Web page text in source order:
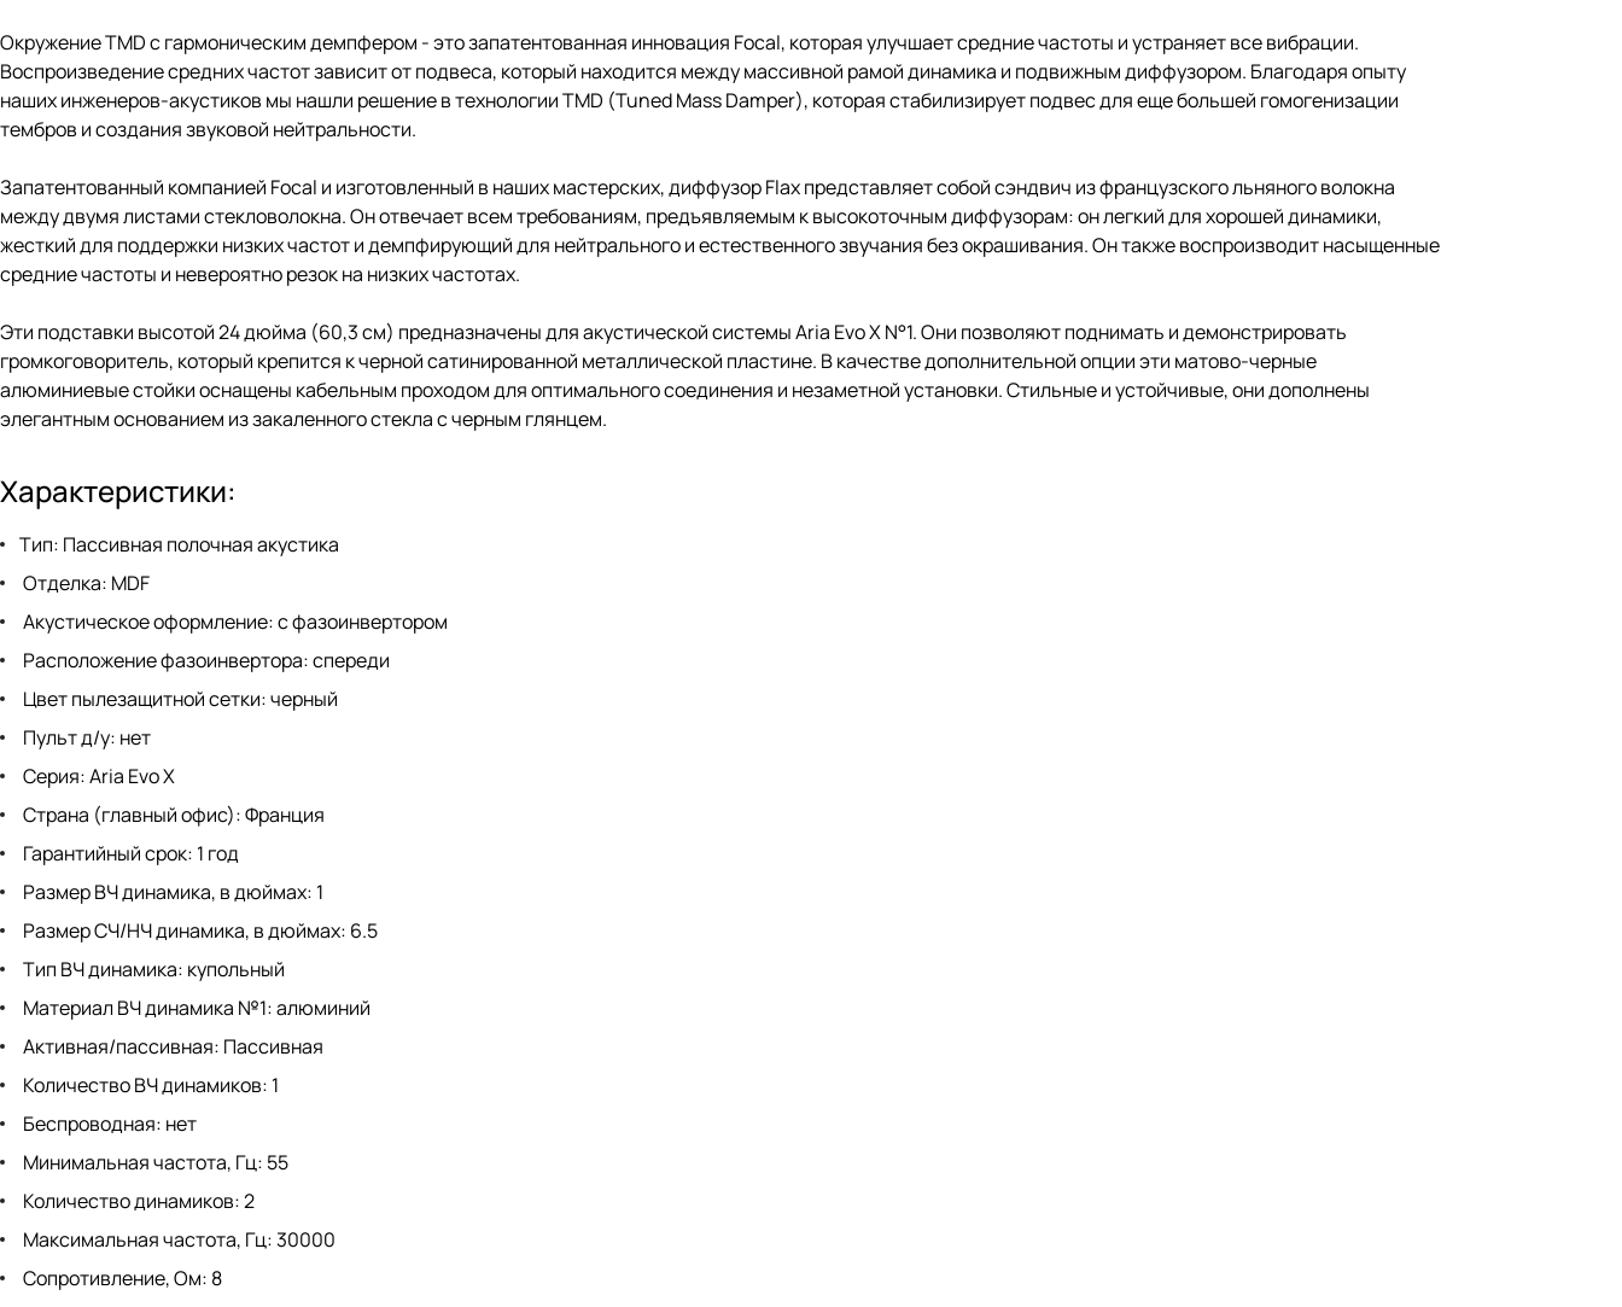
Окружение TMD с гармоническим демпфером - это запатентованная инновация Focal, которая улучшает средние частоты и устраняет все вибрации.
Воспроизведение средних частот зависит от подвеса, который находится между массивной рамой динамика и подвижным диффузором. Благодаря опыту
наших инженеров-акустиков мы нашли решение в технологии TMD (Tuned Mass Damper), которая стабилизирует подвес для еще большей гомогенизации
тембров и создания звуковой нейтральности.
Запатентованный компанией Focal и изготовленный в наших мастерских, диффузор Flax представляет собой сэндвич из французского льняного волокна
между двумя листами стекловолокна. Он отвечает всем требованиям, предъявляемым к высокоточным диффузорам: он легкий для хорошей динамики,
жесткий для поддержки низких частот и демпфирующий для нейтрального и естественного звучания без окрашивания. Он также воспроизводит насыщенные
средние частоты и невероятно резок на низких частотах.
Эти подставки высотой 24 дюйма (60,3 см) предназначены для акустической системы Aria Evo X N°1. Они позволяют поднимать и демонстрировать
громкоговоритель, который крепится к черной сатинированной металлической пластине. В качестве дополнительной опции эти матово-черные
алюминиевые стойки оснащены кабельным проходом для оптимального соединения и незаметной установки. Стильные и устойчивые, они дополнены
элегантным основанием из закаленного стекла с черным глянцем.
Характеристики:
Тип: Пассивная полочная акустика
Отделка: MDF
Акустическое оформление: с фазоинвертором
Расположение фазоинвертора: спереди
Цвет пылезащитной сетки: черный
Пульт д/у: нет
Серия: Aria Evo X
Страна (главный офис): Франция
Гарантийный срок: 1 год
Размер ВЧ динамика, в дюймах: 1
Размер СЧ/НЧ динамика, в дюймах: 6.5
Тип ВЧ динамика: купольный
Материал ВЧ динамика №1: алюминий
Активная/пассивная: Пассивная
Количество ВЧ динамиков: 1
Беспроводная: нет
Минимальная частота, Гц: 55
Количество динамиков: 2
Максимальная частота, Гц: 30000
Сопротивление, Ом: 8